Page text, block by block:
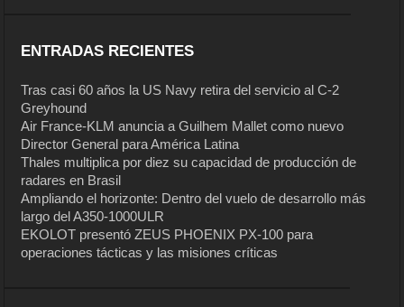
ENTRADAS RECIENTES
Tras casi 60 años la US Navy retira del servicio al C-2
Greyhound
Air France-KLM anuncia a Guilhem Mallet como nuevo
Director General para América Latina
Thales multiplica por diez su capacidad de producción de
radares en Brasil
Ampliando el horizonte: Dentro del vuelo de desarrollo más
largo del A350-1000ULR
EKOLOT presentó ZEUS PHOENIX PX-100 para
operaciones tácticas y las misiones críticas